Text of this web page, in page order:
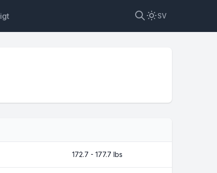
SV
172.7 - 177.7 lbs